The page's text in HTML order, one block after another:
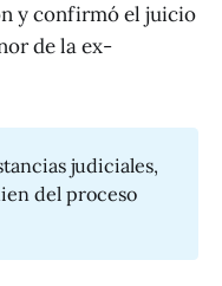
y confirmó el juicio
de la ex-
judiciales,
del proceso